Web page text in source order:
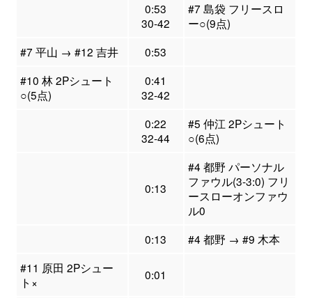
0:53
30-42
#7 島袋 フリースロ
ー○(9点)
#7 平山 → #12 吉井
0:53
#10 林 2Pシュート
○(5点)
0:41
32-42
0:22
32-44
#5 仲江 2Pシュート
○(6点)
0:13
#4 都野 パーソナル
ファウル(3-3:0) フリ
ースローオンファウ
ル0
0:13
#4 都野 → #9 木本
#11 原田 2Pシュー
ト×
0:01